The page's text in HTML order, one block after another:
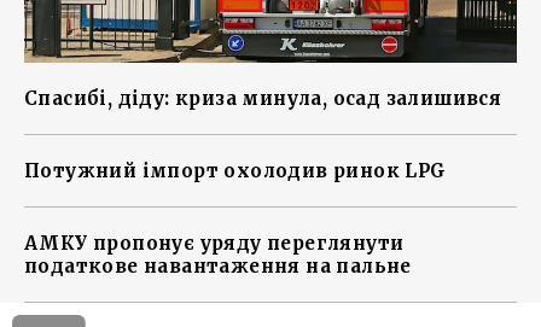
Спасибі, діду: криза минула, осад залишився
Потужний імпорт охолодив ринок LPG
АМКУ пропонує уряду переглянути
податкове навантаження на пальне